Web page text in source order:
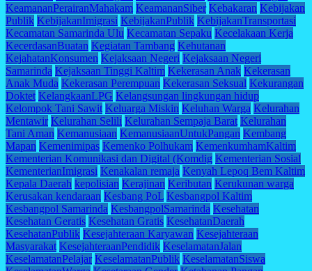
KeamananPerairanMahakam KeamananSiber Kebakaran Kebijakan
Publik KebijakanImigrasi KebijakanPublik KebijakanTransportasi
Kecamatan Samarinda Ulu Kecamatan Sepaku Kecelakaan Kerja
KecerdasanBuatan Kegiatan Tambang Kehutanan
KejahatanKonsumen Kejaksaan Negeri Kejaksaan Negeri
Samarinda Kejaksaan Tinggi Kaltim Kekerasan Anak Kekerasan
Anak Muda Kekerasan Perempuan Kekerasan Seksual Kekurangan
Doktet KelangkaanLPG Kelangsungan lingkungan hidup
Kelompok Tani Sawit Keluarga Miskin Keluhan Warga Kelurahan
Mentawir Kelurahan Selili Kelurahan Sempaja Barat Kelurahan
Tani Aman Kemanusiaan KemanusiaanUntukPangan Kembang
Mapan Kemenimipas Kemenko Polhukam KemenkumhamKaltim
Kementerian Komunikasi dan Digital (Komdig Kementerian Sosial
KementerianImigrasi Kenakalan remaja Kenyah Lepoq Bem Kaltim
Kepala Daerah kepolisian Kerajinan Keributan Kerukunan warga
Kerusakan kendaraan Kesbang PoL Kesbangpol Kaltim
Kesbangpol Samarinda KesbangpolSamarinda Kesehatan
Kesehatan Geratis Kesehatan Gratis KesehatanDaerah
KesehatanPublik Kesejahteraan Karyawan Kesejahteraan
Masyarakat KesejahteraanPendidik KeselamatanJalan
KeselamatanPelajar KeselamatanPublik KeselamatanSiswa